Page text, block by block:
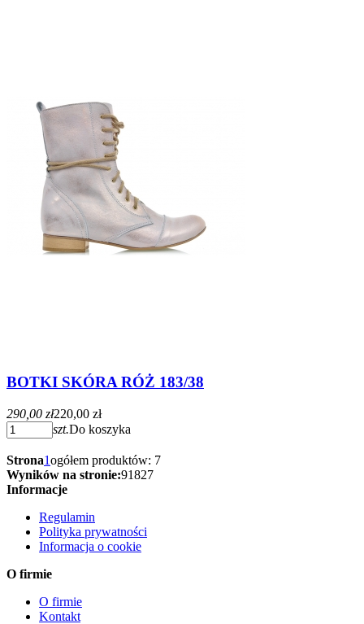
BOTKI SKÓRA RÓŻ 183/38
290,00 zł220,00 zł
szt.Do koszyka
Strona1ogółem produktów: 7
Wyników na stronie:91827
Informacje
Regulamin
Polityka prywatności
Informacja o cookie
O firmie
O firmie
Kontakt